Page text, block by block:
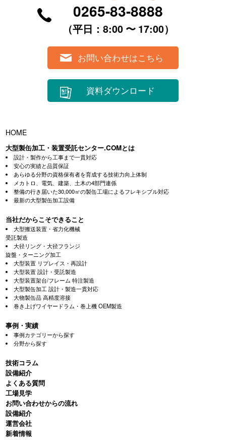
0265-83-8888
（平⽇：8:00 〜 17:00）
お問い合わせはこちら
資料ダウンロード
HOME
大型製缶加工・装置受託センター.COMとは
設計・製作から工事まで一貫対応
安心の実績と品質保証
あらゆる分野の資格保有者を育成する技術力向上体制
メカトロ、電気、建築、土木の4部門連係
整備の行き届いた30,000㎡の製缶工場によるフレキシブル対応
最新の大型製缶加工設備
当社だからこそできること
大型搬送装置・省力化機械
受託製造
大径リング・大径フランジ
旋盤・ターニング加工
大型装置 リプレイス・再設計
大型装置 設計・受託製造
大型装置架台/フレーム 特注製造
大型製缶加工 設計・製造一貫対応
大物製缶品 高精度溶接
巻き上げワイヤードラム・巻上機 OEM製造
事例・実績
事例カテゴリーから探す
分野から探す
技術コラム
設備紹介
よくある質問
⼯場⾒学
お問い合わせからの流れ
設備紹介
運営会社
新着情報